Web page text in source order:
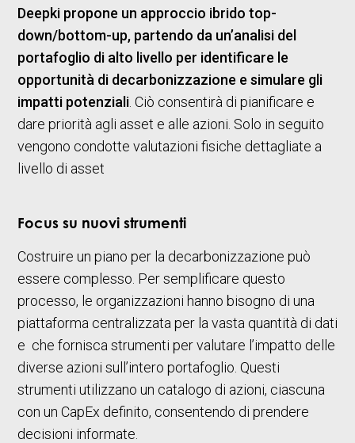
Deepki propone un approccio ibrido top-
down/bottom-up, partendo da un’analisi del
portafoglio di alto livello per identificare le
opportunità di decarbonizzazione e simulare gli
impatti potenziali . Ciò consentirà di pianificare e
dare priorità agli asset e alle azioni. Solo in seguito
vengono condotte valutazioni fisiche dettagliate a
livello di asset
Focus su nuovi strumenti
Costruire un piano per la decarbonizzazione può
essere complesso. Per semplificare questo
processo, le organizzazioni hanno bisogno di una
piattaforma centralizzata per la vasta quantità di dati
e che fornisca strumenti per valutare l’impatto delle
diverse azioni sull’intero portafoglio. Questi
strumenti utilizzano un catalogo di azioni, ciascuna
con un CapEx definito, consentendo di prendere
decisioni informate.